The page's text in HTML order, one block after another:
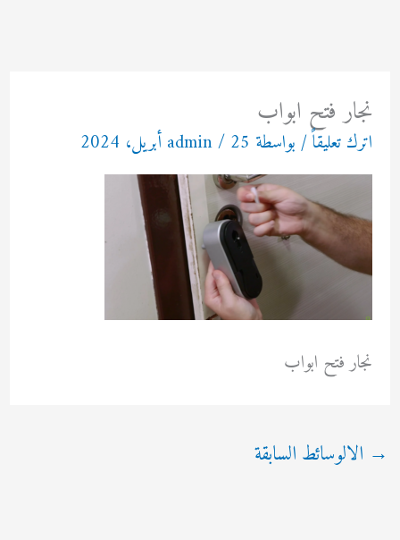
نجار فتح ابواب
اترك تعليقاً/ بواسطة admin/ 25 أبريل، 2024
نجار فتح ابواب
→ الالوسائط السابقة